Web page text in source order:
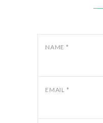
NAME *
EMAIL *